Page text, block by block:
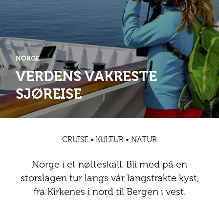
Mat og drikke
Natur
Nyheter
Safari
Storby
Trender
Sør-Amerika
Abonnementsfordeler
Våre vilkår og personvernpolicy
Presse
Annonsere
Kontakt
Abonnementsfordeler
Digitalutgaver
Sol og bad
Spa og luksus Storby
Trender
Kontakt
NORGE
VERDENS VAKRESTE
SJØREISE
CRUISE • KULTUR • NATUR
Norge i et nøtteskall. Bli med på en
storslagen tur langs vår langstrakte kyst,
fra Kirkenes i nord til Bergen i vest.